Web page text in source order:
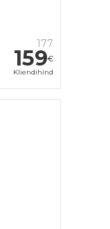
177
159€
Kliendihind